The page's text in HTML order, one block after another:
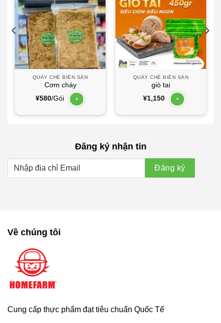
QUẦY CHẾ BIẾN SẴN
Cơm cháy
¥580/Gói +
QUẦY CHẾ BIẾN SẴN
giò tai
¥1,150 +
Đăng ký nhận tin
Về chúng tôi
Cung cấp thực phẩm đạt tiêu chuẩn Quốc Tế